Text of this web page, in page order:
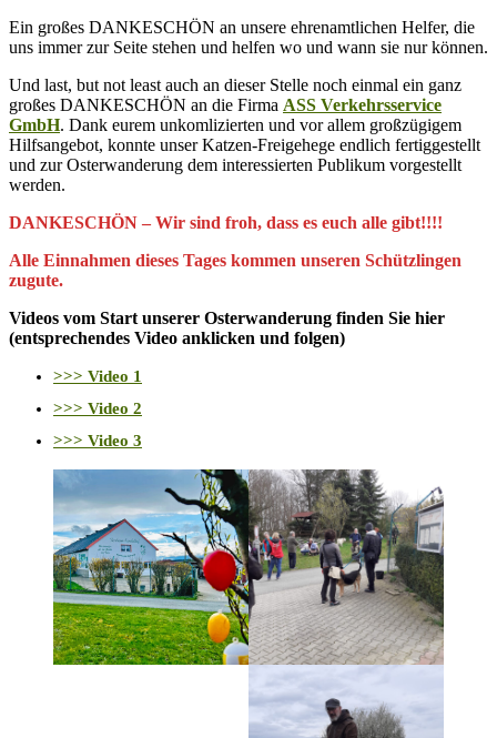
Ein großes DANKESCHÖN an unsere ehrenamtlichen Helfer, die
uns immer zur Seite stehen und helfen wo und wann sie nur können.
Und last, but not least auch an dieser Stelle noch einmal ein ganz
großes DANKESCHÖN an die Firma ASS Verkehrsservice
GmbH. Dank eurem unkomlizierten und vor allem großzügigem
Hilfsangebot, konnte unser Katzen-Freigehege endlich fertiggestellt
und zur Osterwanderung dem interessierten Publikum vorgestellt
werden.
DANKESCHÖN – Wir sind froh, dass es euch alle gibt!!!!
Alle Einnahmen dieses Tages kommen unseren Schützlingen
zugute.
Videos vom Start unserer Osterwanderung finden Sie hier
(entsprechendes Video anklicken und folgen)
>>> Video 1
>>> Video 2
>>> Video 3